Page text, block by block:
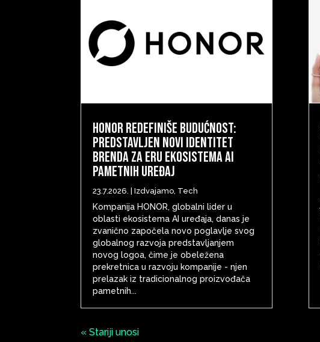
HONOR redefiniše budućnost:
predstavljen novi identitet
brenda za eru ekosistema AI
pametnih uređaj
23.7.2026. |Izdvajamo Tech
Kompanija HONOR, globalni lider u
oblasti ekosistema AI uređaja, danas je
zvanično započela novo poglavlje svog
globalnog razvoja predstavljanjem
novog logoa, čime je obeležena
prekretnica u razvoju kompanije - njen
prelazak iz tradicionalnog proizvođača
pametnih...
« Stariji unosi